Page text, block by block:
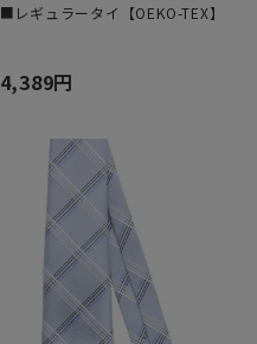
■レギュラータイ【OEKO-TEX】
4,389円